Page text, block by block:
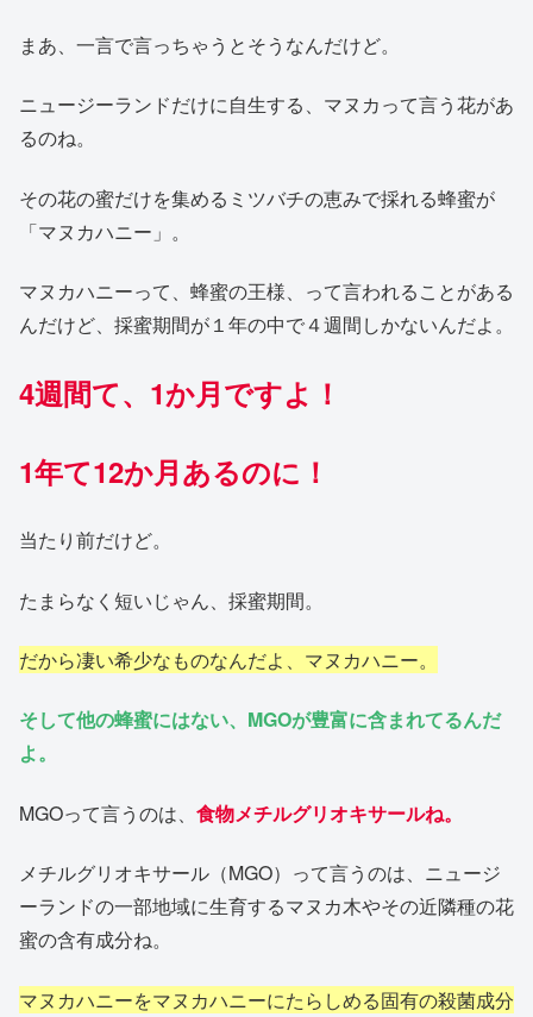
まあ、一言で言っちゃうとそうなんだけど。
ニュージーランドだけに自生する、マヌカって言う花があ
るのね。
その花の蜜だけを集めるミツバチの恵みで採れる蜂蜜が
「マヌカハニー」。
マヌカハニーって、蜂蜜の王様、って言われることがある
んだけど、採蜜期間が１年の中で４週間しかないんだよ。
4週間て、1か月ですよ！
1年て12か月あるのに！
当たり前だけど。
たまらなく短いじゃん、採蜜期間。
だから凄い希少なものなんだよ、マヌカハニー。
そして他の蜂蜜にはない、MGOが豊富に含まれてるんだ
よ。
MGOって言うのは、 食物メチルグリオキサールね。
メチルグリオキサール（MGO）って言うのは、ニュージ
ーランドの一部地域に生育するマヌカ木やその近隣種の花
蜜の含有成分ね。
マヌカハニーをマヌカハニーにたらしめる固有の殺菌成分